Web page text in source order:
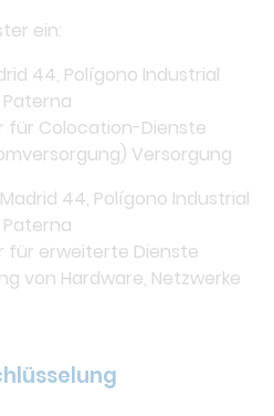
ein:
44, Polígono Industrial
für Colocation-Dienste
Versorgung
44, Polígono Industrial
für erweiterte Dienste
von Hardware, Netzwerke